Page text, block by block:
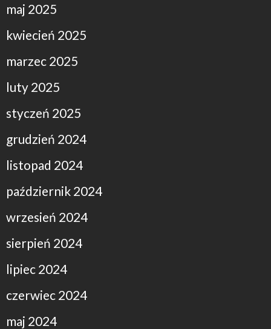
maj 2025
kwiecień 2025
marzec 2025
luty 2025
styczeń 2025
grudzień 2024
listopad 2024
październik 2024
wrzesień 2024
sierpień 2024
lipiec 2024
czerwiec 2024
maj 2024